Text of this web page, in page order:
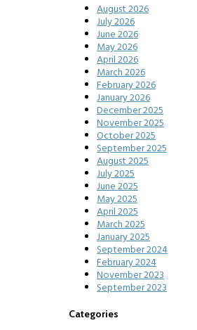
August 2026
July 2026
June 2026
May 2026
April 2026
March 2026
February 2026
January 2026
December 2025
November 2025
October 2025
September 2025
August 2025
July 2025
June 2025
May 2025
April 2025
March 2025
January 2025
September 2024
February 2024
November 2023
September 2023
Categories